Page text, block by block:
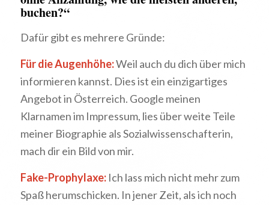
buchen?“
Dafür gibt es mehrere Gründe:
Für die Augenhöhe:Weil auch du dich über mich
informieren kannst. Dies ist ein einzigartiges
Angebot in Österreich. Google meinen
Klarnamen im Impressum, lies über weite Teile
meiner Biographie als Sozialwissenschafterin,
mach dir ein Bild von mir.
Fake-Prophylaxe:Ich lass mich nicht mehr zum
Spaß herumschicken. In jener Zeit, als ich noch